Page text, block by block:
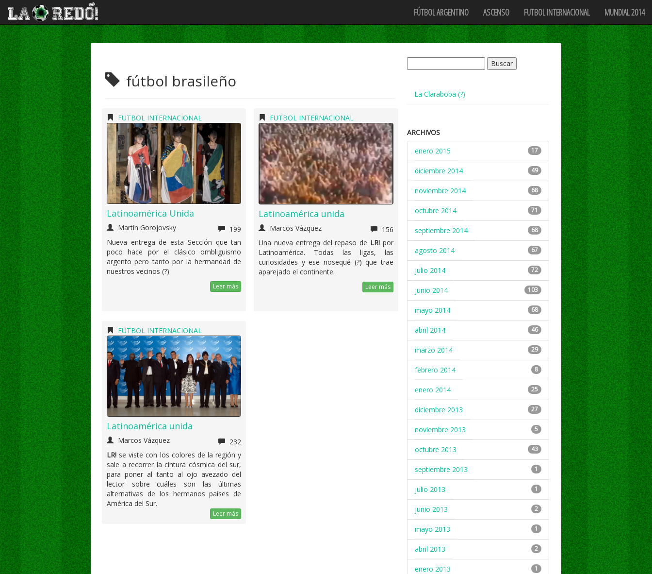
FÚTBOL ARGENTINO ASCENSO FUTBOL INTERNACIONAL MUNDIAL 2014
fútbol brasileño
FUTBOL INTERNACIONAL
Latinoamérica Unida
Martín Gorojovsky
199
Nueva entrega de esta Sección que tan
poco hace por el clásico ombliguismo
argento pero tanto por la hermandad de
nuestros vecinos (?)
Leer más
FUTBOL INTERNACIONAL
Latinoamérica unida
Marcos Vázquez
156
Una nueva entrega del repaso de LR!por
Latinoamérica. Todas las ligas, las
curiosidades y ese nosequé (?) que trae
aparejado el continente.
Leer más
FUTBOL INTERNACIONAL
Latinoamérica unida
Marcos Vázquez
232
LR! se viste con los colores de la región y
sale a recorrer la cintura cósmica del sur,
para poner al tanto al ojo avezado del
lector sobre cuáles son las últimas
alternativas de los hermanos países de
América del Sur.
Leer más
La Claraboba (?)
ARCHIVOS
enero 2015
17
diciembre 2014 49
noviembre 2014 68
octubre 2014 71
septiembre 2014 68
agosto 2014 67
julio 2014 72
junio 2014 103
mayo 2014 68
abril 2014 46
marzo 2014 29
febrero 2014 8
enero 2014 25
diciembre 2013 27
noviembre 2013 5
octubre 2013 43
septiembre 2013 1
julio 2013 1
junio 2013 2
mayo 2013 1
abril 2013 2
enero 2013 1